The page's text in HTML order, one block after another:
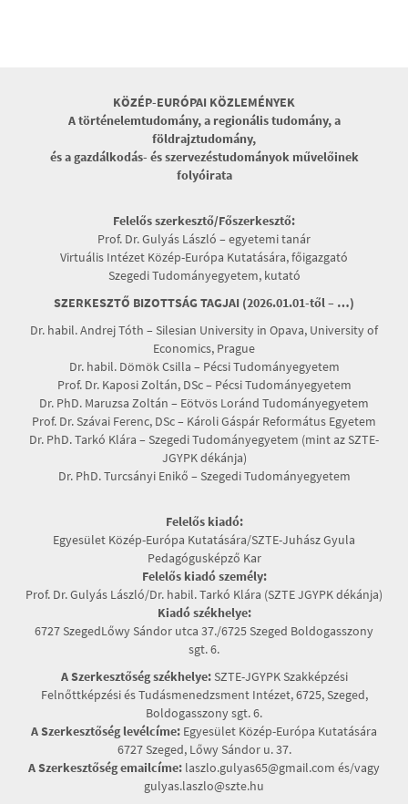
KÖZÉP-EURÓPAI KÖZLEMÉNYEK
A történelemtudomány, a regionális tudomány, a
földrajztudomány,
és a gazdálkodás- és szervezéstudományok művelőinek
folyóirata
Felelős szerkesztő/Főszerkesztő:
Prof. Dr. Gulyás László – egyetemi tanár
Virtuális Intézet Közép-Európa Kutatására, főigazgató
Szegedi Tudományegyetem, kutató
SZERKESZTŐ BIZOTTSÁG TAGJAI (2026.01.01-től – …)
Dr. habil. Andrej Tóth – Silesian University in Opava, University of
Economics, Prague
Dr. habil. Dömök Csilla – Pécsi Tudományegyetem
Prof. Dr. Kaposi Zoltán, DSc – Pécsi Tudományegyetem
Dr. PhD. Maruzsa Zoltán – Eötvös Loránd Tudományegyetem
Prof. Dr. Szávai Ferenc, DSc – Károli Gáspár Református Egyetem
Dr. PhD. Tarkó Klára – Szegedi Tudományegyetem (mint az SZTE-
JGYPK dékánja)
Dr. PhD. Turcsányi Enikő – Szegedi Tudományegyetem
Felelős kiadó:
Egyesület Közép-Európa Kutatására/SZTE-Juhász Gyula
Pedagógusképző Kar
Felelős kiadó személy:
Prof. Dr. Gulyás László/Dr. habil. Tarkó Klára (SZTE JGYPK dékánja)
Kiadó székhelye:
6727 SzegedLőwy Sándor utca 37./6725 Szeged Boldogasszony
sgt. 6.
A Szerkesztőség székhelye:SZTE-JGYPK Szakképzési
Felnőttképzési és Tudásmenedzsment Intézet, 6725, Szeged,
Boldogasszony sgt. 6.
A Szerkesztőség levélcíme: Egyesület Közép-Európa Kutatására
6727 Szeged, Lőwy Sándor u. 37.
A Szerkesztőség emailcíme: laszlo.gulyas65@gmail.com és/vagy
gulyas.laszlo@szte.hu